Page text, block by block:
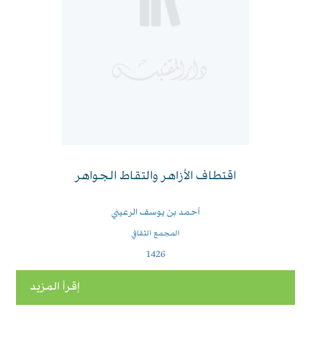
اقتطاف الأزاهر والتقاط الجواهر
أحمد بن يوسف الرعيني
المجمع الثقافي
1426
إقرأ المزيد